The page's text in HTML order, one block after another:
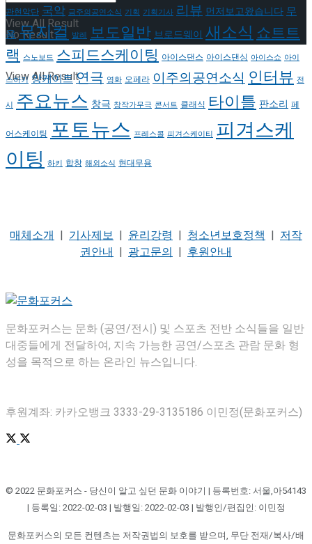
View All Result
No Result
View All Result
관현악단 국악 금주의공연소식 기획 기획기사 리뷰 먼저보고왔습니다 무
용뮤지컬 발레 보도일반 브로드웨이 새소식쇼트트
랙 스노보드 스피드스케이팅 아이스댄스 아이스댄싱 아이스쇼 아이
스하키 앙케이트 연극 영화 오페라 이주의공연소식 인터뷰 전
시 주요뉴스 창극 창작가무극 콘서트 클래식 타이틀 판소리 페
어스케이팅 포토뉴스 프레스콜 피겨스케이티 피겨스케
이팅 하키 합창 해외소식 현대무용
매체소개 | 기사제보 | 윤리강령 | 청소년보호정책 | 저작
권안내 | 광고문의 | 후원안내
문화포커스는 문화 (공연/전시) 및 스포츠 전반 소식들을 일반
대중들에게 전달하여, 지속 가능한 공연/스포츠 관람 문화 형
성을 목적으로 하는 온라인 뉴스입니다.
후원계좌: 카카오뱅크 3333-29-3135186 이민정(문화포커스)
© 2022 문화포커스 - 당신이 알고 싶던 문화 이야기 | 등록번호: 서울,아54143
| 등록일: 2022-02-03 | 발행일: 2022-02-03 | 발행인/편집인: 이민정
문화포커스의 모든 컨텐츠는 저작권법의 보호를 받으며, 무단 전재/복사/배